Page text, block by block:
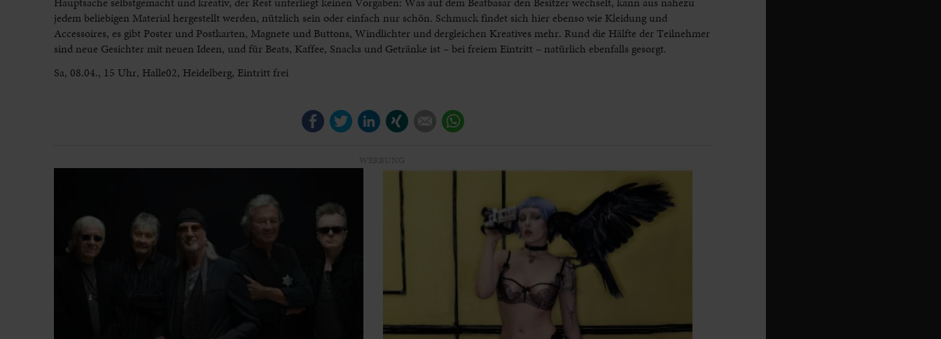
jedem beliebigen Material hergestellt werden, nützlich sein oder einfach nur schön. Schmuck findet sich hier ebenso wie Kleidung und
Accessoires, es gibt Poster und Postkarten, Magnete und Buttons, Windlichter und dergleichen Kreatives mehr. Rund die Hälfte der Teilnehmer
sind neue Gesichter mit neuen Ideen, und für Beats, Kaffee, Snacks und Getränke ist – bei freiem Eintritt – natürlich ebenfalls gesorgt.
Sa, 08.04., 15 Uhr, Halle02, Heidelberg, Eintritt frei
FacebookTwitterLinkedIn E-mail